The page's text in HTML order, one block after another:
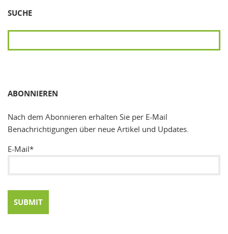
SUCHE
ABONNIEREN
Nach dem Abonnieren erhalten Sie per E-Mail
Benachrichtigungen über neue Artikel und Updates.
E-Mail*